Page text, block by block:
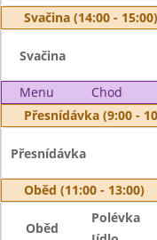
Svačina (14:00 - 15:00)
Svačina
Menu Chod
Přesnídávka (9:00 -
Přesnídávka
Oběd (11:00 - 13:00)
Oběd
Polévka